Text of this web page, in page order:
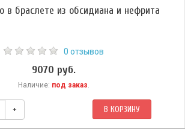
в браслете из обсидиана и нефрита
0 отзывов
9070 руб.
Наличие: под заказ.
+ В КОРЗИНУ